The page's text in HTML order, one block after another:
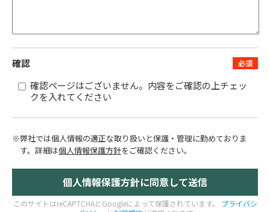
確認
確認ページはございません。内容をご確認の上チェッ
クを入れてください
※弊社では個人情報の適正な取り扱いと保護・管理に勤めておりま
す。 詳細は個人情報保護方針をご確認ください。
このサイトはreCAPTCHAとGoogleによって保護されています。
プライバシ